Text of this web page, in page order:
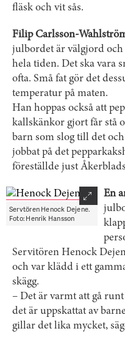
fläsk och vit sås.
Filip Carlsson-
julbordet är välgjord och
hela tiden. Det ska vara
ofta. Små fat gör det
temperatur på maten.
Han hoppas också att
kallskänkor gjort får stå
barn som slog till det
jobbat på det
föreställde just
Servtören Henock Dejene.
Foto: Henrik Hansson
En
Servitören Henock
och var klädd i ett
skägg.
– Det är varmt att gå
det är uppskattat av
gillar det lika mycket,